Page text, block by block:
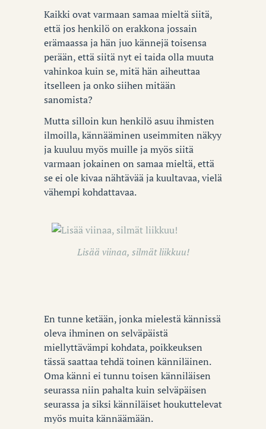
Kaikki ovat varmaan samaa mieltä siitä,
että jos henkilö on erakkona jossain
erämaassa ja hän juo kännejä toisensa
perään, että siitä nyt ei taida olla muuta
vahinkoa kuin se, mitä hän aiheuttaa
itselleen ja onko siihen mitään
sanomista?
Mutta silloin kun henkilö asuu ihmisten
ilmoilla, kännääminen useimmiten näkyy
ja kuuluu myös muille ja myös siitä
varmaan jokainen on samaa mieltä, että
se ei ole kivaa nähtävää ja kuultavaa, vielä
vähempi kohdattavaa.
Lisää viinaa, silmät liikkuu!
En tunne ketään, jonka mielestä kännissä
oleva ihminen on selväpäistä
miellyttävämpi kohdata, poikkeuksen
tässä saattaa tehdä toinen känniläinen.
Oma känni ei tunnu toisen känniläisen
seurassa niin pahalta kuin selväpäisen
seurassa ja siksi känniläiset houkuttelevat
myös muita kännäämään.